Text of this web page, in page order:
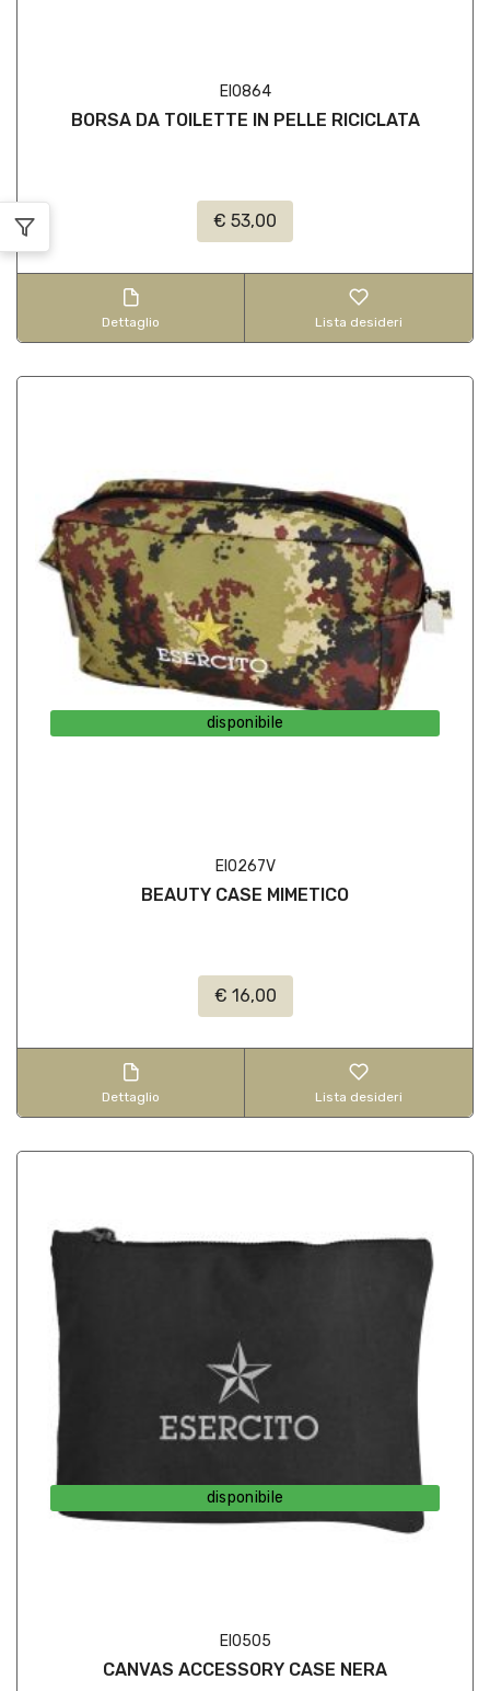
EI0864
BORSA DA TOILETTE IN PELLE RICICLATA
€ 53,00
Dettaglio Lista desideri
disponibile
EI0267V
BEAUTY CASE MIMETICO
€ 16,00
Dettaglio Lista desideri
disponibile
EI0505
CANVAS ACCESSORY CASE NERA